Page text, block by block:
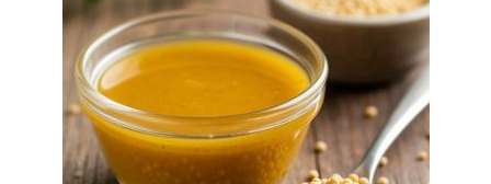
06 августа 2026 13:33
Безопасность выборов,
плазменный двигатель и
золото синхронисток:
основные события 5 августа